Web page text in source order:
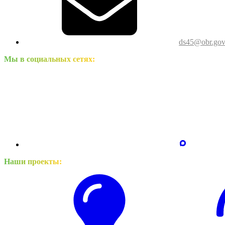
Мы в социальных сетях:
Наши проекты: